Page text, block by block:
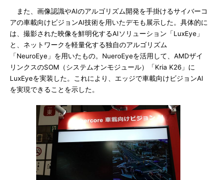
また、画像認識やAIのアルゴリズム開発を手掛けるサイバーコ
アの車載向けビジョンAI技術を用いたデモも展示した。具体的に
は、撮影された映像を鮮明化するAIソリューション「LuxEye」
と、ネットワークを軽量化する独自のアルゴリズム
「NeuroEye」を用いたもの。NueroEyeを活用して、AMDザイ
リンクスのSOM（システムオンモジュール）「Kria K26」に
LuxEyeを実装した。これにより、エッジで車載向けビジョンAI
を実現できることを示した。